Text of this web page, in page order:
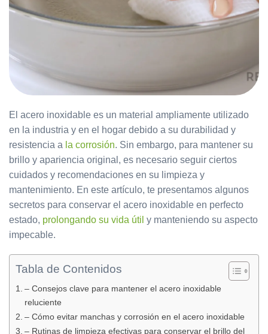
El acero inoxidable es un material ampliamente utilizado
en la industria y en el hogar debido a su durabilidad y
resistencia a la corrosión. Sin embargo, para mantener su
brillo y apariencia original, es necesario seguir ciertos
cuidados y recomendaciones en su limpieza y
mantenimiento. En este artículo, te presentamos algunos
secretos para conservar el acero inoxidable en perfecto
estado, prolongando su vida útil y manteniendo su aspecto
impecable.
Tabla de Contenidos
– Consejos clave para mantener el acero inoxidable
reluciente
– Cómo evitar manchas y corrosión en el acero inoxidable
– Rutinas de limpieza efectivas para conservar el brillo del